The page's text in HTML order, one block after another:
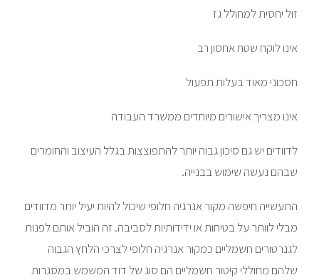
זול יחסית למחולל גז
אינו לוקח שטח אחסון רב
חסכוני מאוד בעלות תפעול
אינו מצריך אישורים מיוחדים ממשרד העבודה
לדוודים יש גם סיכון גבוה יותר להתפוצצות בגלל העיצוב והחומרים
שבהם נעשה שימוש בבנייה.
התעשייה חיפשה מקור אנרגיה חלופי שיכול להיות יעיל יותר מדוודים
מבלי לוותר על בטיחות או ידידותיות לסביבה. זה הוביל אותם לפנות
לגנרטורים חשמליים כמקור אנרגיה חלופי לצרכי הלחץ הגבוה
שלהם מחוללי קיטור חשמליים הם סוג של דוד המשמש במסגרות